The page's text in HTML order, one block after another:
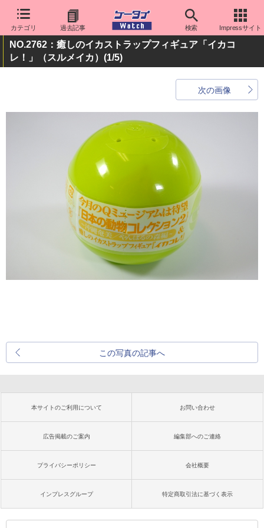
カテゴリ 過去記事 検索 Impressサイト
NO.2762：癒しのイカストラップフィギュア「イカコ
レ！」（スルメイカ） (1/5)
次の画像
この写真の記事へ
本サイトのご利用について お問い合わせ
広告掲載のご案内 編集部へのご連絡
プライバシーポリシー 会社概要
インプレスグループ 特定商取引法に基づく表示